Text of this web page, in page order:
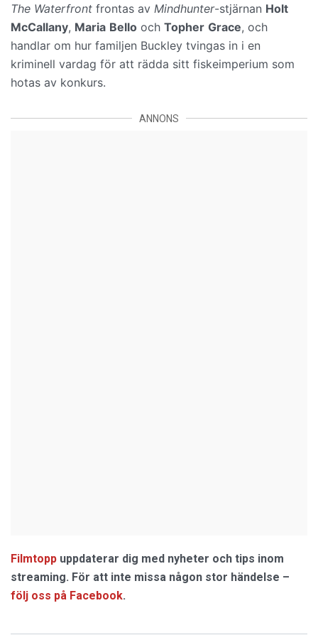
The Waterfront frontas av Mindhunter-stjärnan Holt
McCallany, Maria Bello och Topher Grace, och
handlar om hur familjen Buckley tvingas in i en
kriminell vardag för att rädda sitt fiskeimperium som
hotas av konkurs.
ANNONS
Filmtopp uppdaterar dig med nyheter och tips inom
streaming. För att inte missa någon stor händelse –
följ oss på Facebook.